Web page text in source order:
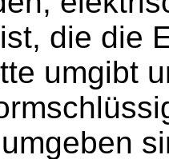
die die
umgibt